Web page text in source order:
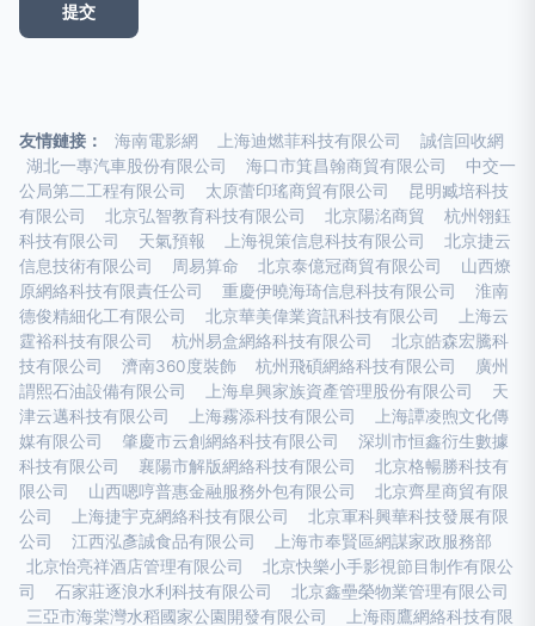
友情鏈接： 海南電影網 上海迪燃菲科技有限公司
誠信回收網
湖北一專汽車股份有限公司
海口市箕昌翰商貿有限公司
中交一
公局第二工程有限公司
太原蕾印瑤商貿有限公司
昆明臧培科技
有限公司
北京弘智教育科技有限公司 北京陽洺商貿
杭州翎鈺
科技有限公司
天氣預報 上海視策信息科技有限公司
北京捷云
信息技術有限公司
周易算命 北京泰億冠商貿有限公司
山西燎
原網絡科技有限責任公司
重慶伊曉海琦信息科技有限公司
淮南
德俊精細化工有限公司
北京華美偉業資訊科技有限公司
上海云
霆裕科技有限公司
杭州易盒網絡科技有限公司
北京皓森宏騰科
技有限公司
濟南360度裝飾 杭州飛碩網絡科技有限公司
廣州
謂熙石油設備有限公司
上海阜興家族資產管理股份有限公司
天
津云邁科技有限公司
上海霧添科技有限公司
上海譚凌煦文化傳
媒有限公司
肇慶市云創網絡科技有限公司
深圳市恒鑫衍生數據
科技有限公司
襄陽市解版網絡科技有限公司
北京格暢勝科技有
限公司
山西嗯哼普惠金融服務外包有限公司
北京齊星商貿有限
公司
上海捷宇克網絡科技有限公司
北京軍科興華科技發展有限
公司
江西泓彥誠食品有限公司
上海市奉賢區網謀家政服務部
北京怡亮祥酒店管理有限公司
北京快樂小手影視節目制作有限公
司
石家莊逐浪水利科技有限公司
北京鑫壘榮物業管理有限公司
三亞市海棠灣水稻國家公園開發有限公司
上海雨鷹網絡科技有限